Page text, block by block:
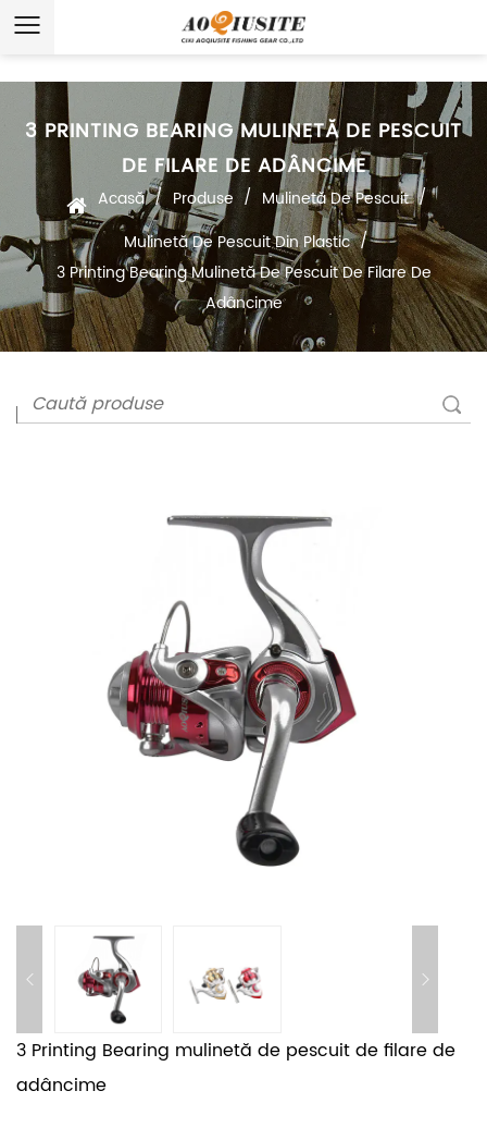
3 PRINTING BEARING MULINETĂ DE PESCUIT
DE FILARE DE ADÂNCIME
Acasă / Produse / Mulinetă De Pescuit /
Mulinetă De Pescuit Din Plastic /
3 Printing Bearing Mulinetă De Pescuit De Filare De
Adâncime
3 Printing Bearing mulinetă de pescuit de filare de
adâncime